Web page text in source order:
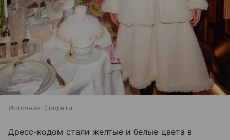
Источник: Соцсети
Дресс-кодом стали желтые и белые цвета в